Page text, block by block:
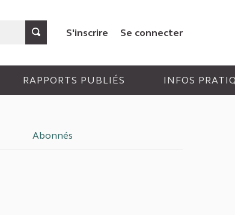
S'inscrire Se connecter
RAPPORTS PUBLIÉS INFOS
Abonnés